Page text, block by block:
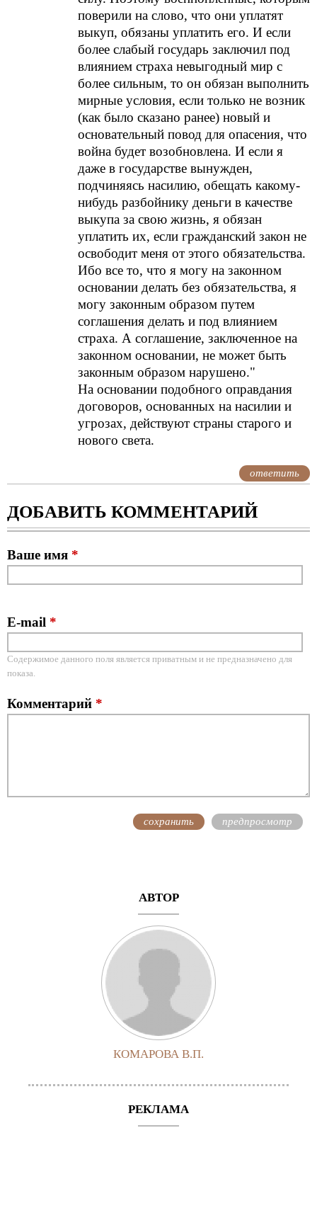
поверили на слово, что они уплатят
выкуп, обязаны уплатить его. И если
более слабый государь заключил под
влиянием страха невыгодный мир с
более сильным, то он обязан выполнить
мирные условия, если только не возник
(как было сказано ранее) новый и
основательный повод для опасения, что
война будет возобновлена. И если я
даже в государстве вынужден,
подчиняясь насилию, обещать какому-
нибудь разбойнику деньги в качестве
выкупа за свою жизнь, я обязан
уплатить их, если гражданский закон не
освободит меня от этого обязательства.
Ибо все то, что я могу на законном
основании делать без обязательства, я
могу законным образом путем
соглашения делать и под влиянием
страха. А соглашение, заключенное на
законном основании, не может быть
законным образом нарушено."
На основании подобного оправдания
договоров, основанных на насилии и
угрозах, действуют страны старого и
нового света.
ответить
ДОБАВИТЬ КОММЕНТАРИЙ
Ваше имя *
E-mail *
Содержимое данного поля является приватным и не предназначено для
показа.
Комментарий *
АВТОР
КОМАРОВА В.П.
РЕКЛАМА